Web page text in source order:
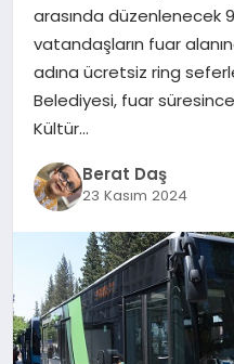
TÜRKOĞLU
PAZARCIK
NURHAK
arasında düzenlenecek
vatandaşların fuar
adına ücretsiz ring
Belediyesi, fuar süresince
Kültür…
Berat Daş
23 Kasım 2024